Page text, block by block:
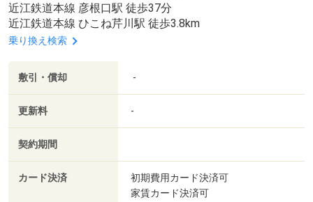
近江鉄道本線 彦根口駅 徒歩37分
近江鉄道本線 ひこね芹川駅 徒歩3.8km
乗り換え検索
敷引・償却 -
更新料 -
契約期間
カード決済
初期費用カード決済可
家賃カード決済可